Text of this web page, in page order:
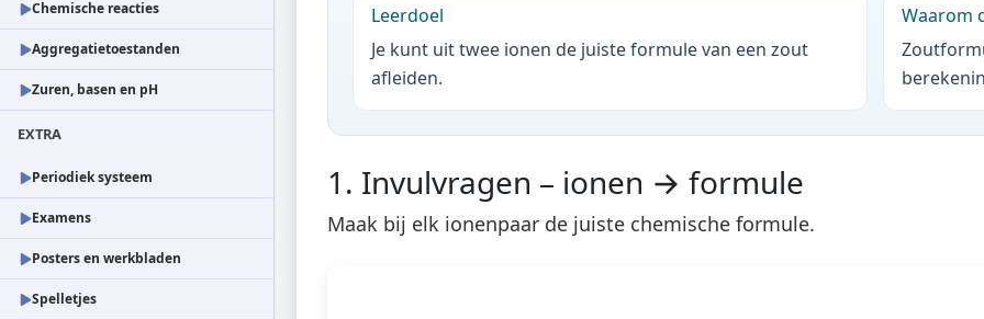
Chemische reacties
Aggregatietoestanden
Zuren, basen en pH
EXTRA
Periodiek systeem
Examens
Posters en werkbladen
Spelletjes
Leerdoel
Je kunt uit twee ionen de juiste formule van een zout
afleiden.
Waarom
1. Invulvragen – ionen → formule
Maak bij elk ionenpaar de juiste chemische formule.